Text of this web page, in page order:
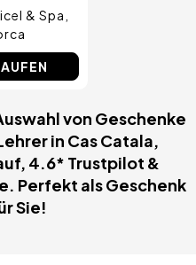
& Spa
von Geschenke
in Cas Catala,
4.6* Trustpilot &
Perfekt als Geschenk
Sie!